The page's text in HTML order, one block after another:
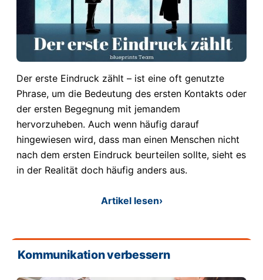
Der erste Eindruck zählt – ist eine oft genutzte
Phrase, um die Bedeutung des ersten Kontakts oder
der ersten Begegnung mit jemandem
hervorzuheben. Auch wenn häufig darauf
hingewiesen wird, dass man einen Menschen nicht
nach dem ersten Eindruck beurteilen sollte, sieht es
in der Realität doch häufig anders aus.
Artikel lesen›
Kommunikation verbessern